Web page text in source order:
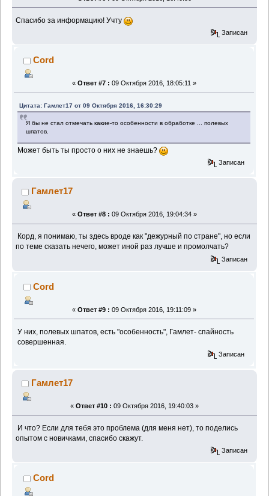
Спасибо за информацию! Учту
Записан
Cord
« Ответ #7 : 09 Октября 2016, 18:05:11 »
Цитата: Гамлет17 от 09 Октября 2016, 16:30:29
Я бы не стал отмечать какие-то особенности в обработке ... полевых
шпатов.
Может быть ты просто о них не знаешь?
Записан
Гамлет17
« Ответ #8 : 09 Октября 2016, 19:04:34 »
Корд, я понимаю, ты здесь вроде как "дежурный по стране", но если
по теме сказать нечего, может иной раз лучше и промолчать?
Записан
Cord
« Ответ #9 : 09 Октября 2016, 19:11:09 »
У них, полевых шпатов, есть "особенность", Гамлет- спайность
совершенная.
Записан
Гамлет17
« Ответ #10 : 09 Октября 2016, 19:40:03 »
И что? Если для тебя это проблема (для меня нет), то поделись
опытом с новичками, спасибо скажут.
Записан
Cord